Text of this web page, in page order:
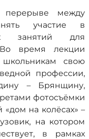
между
участие в
занятий для
Во время лекции
свою
профессии,
– Брянщину,
фотосъёмки
«дом на колёсах» –
на котором
в рамках